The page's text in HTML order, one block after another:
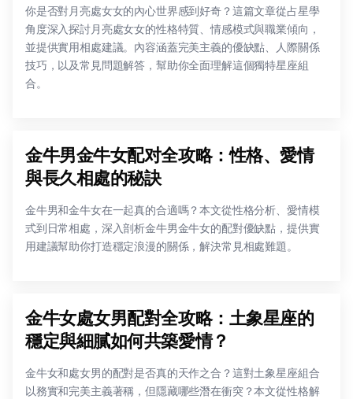
你是否對月亮處女女的內心世界感到好奇？這篇文章從占星學
角度深入探討月亮處女女的性格特質、情感模式與職業傾向，
並提供實用相處建議。內容涵蓋完美主義的優缺點、人際關係
技巧，以及常見問題解答，幫助你全面理解這個獨特星座組
合。
金牛男金牛女配对全攻略：性格、愛情
與長久相處的秘訣
金牛男和金牛女在一起真的合適嗎？本文從性格分析、愛情模
式到日常相處，深入剖析金牛男金牛女的配對優缺點，提供實
用建議幫助你打造穩定浪漫的關係，解決常見相處難題。
金牛女處女男配對全攻略：土象星座的
穩定與細膩如何共築愛情？
金牛女和處女男的配對是否真的天作之合？這對土象星座組合
以務實和完美主義著稱，但隱藏哪些潛在衝突？本文從性格解